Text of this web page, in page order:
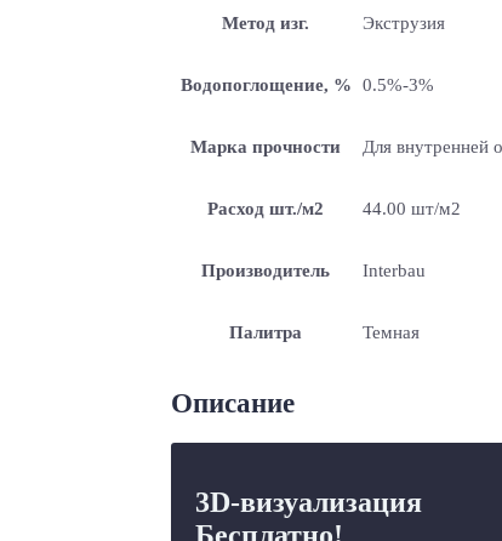
Метод изг. Экструзия
Водопоглощение, % 0.5%-3%
Марка прочности Для внутренней
Расход шт./м2 44.00 шт/м2
Производитель Interbau
Палитра Темная
Описание
3D-визуализация